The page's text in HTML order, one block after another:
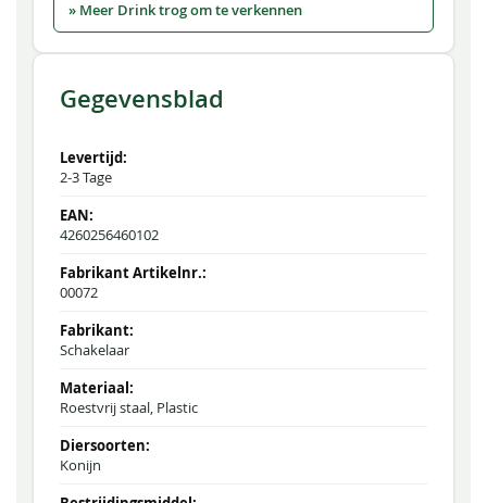
» Meer Drink trog om te verkennen
Gegevensblad
2-3 Tage
4260256460102
00072
Schakelaar
Roestvrij staal, Plastic
Konijn